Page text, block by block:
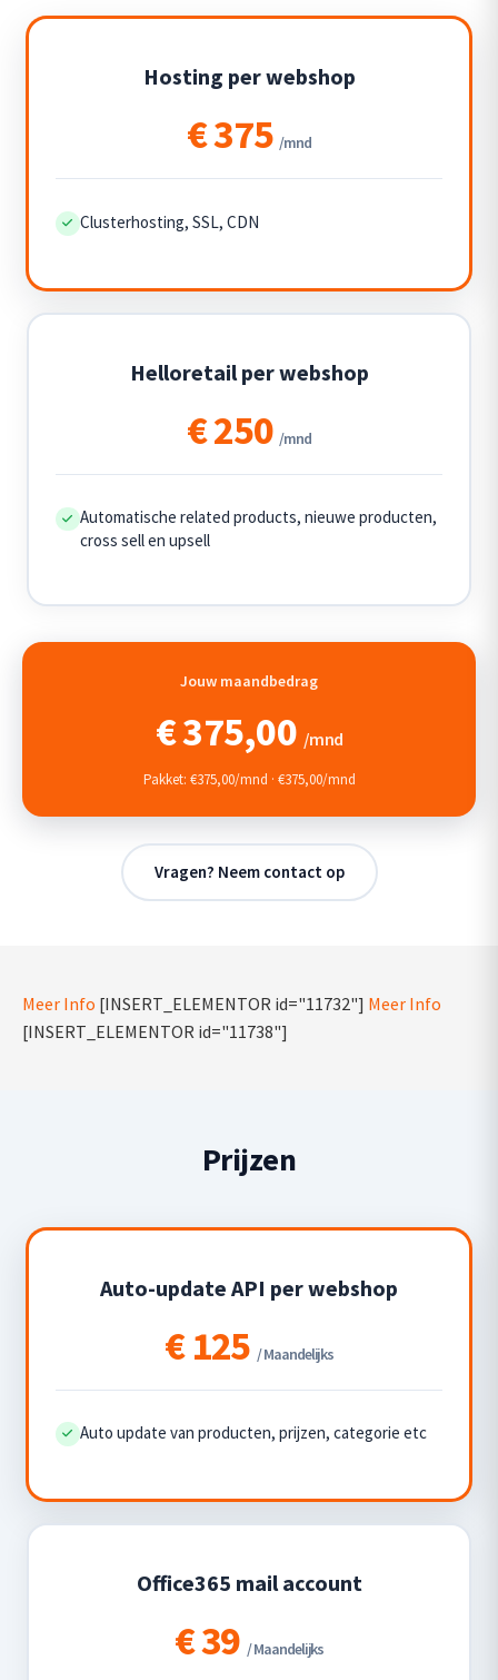
Hosting per webshop
€ 375/mnd
Clusterhosting, SSL, CDN
Helloretail per webshop
€ 250/mnd
Automatische related products, nieuwe producten,
cross sell en upsell
Jouw maandbedrag
€375,00 /mnd
Pakket: €375,00/mnd · €375,00/mnd
Vragen? Neem contact op
Meer Info [INSERT_ELEMENTOR id="11732"] Meer Info
[INSERT_ELEMENTOR id="11738"]
Prijzen
Auto-update API per webshop
€ 125 / Maandelijks
Auto update van producten, prijzen, categorie etc
Office365 mail account
€ 39/ Maandelijks